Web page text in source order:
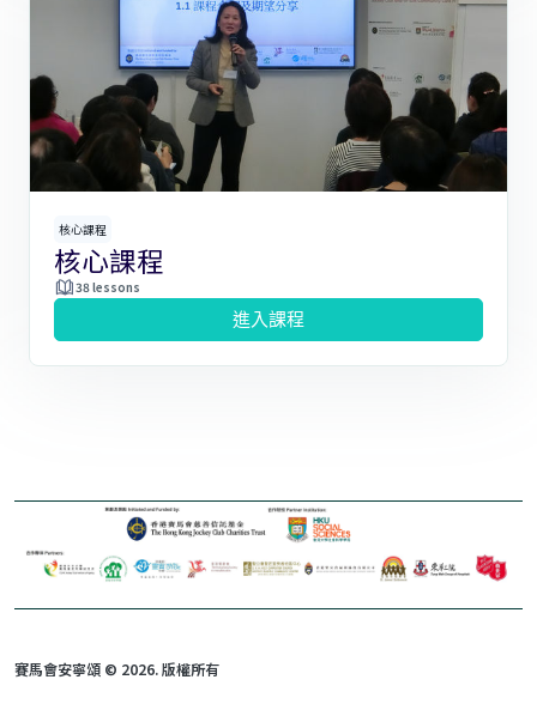
核心課程
核心課程
38 lessons
進入課程
賽馬會安寧頌 © 2026. 版權所有